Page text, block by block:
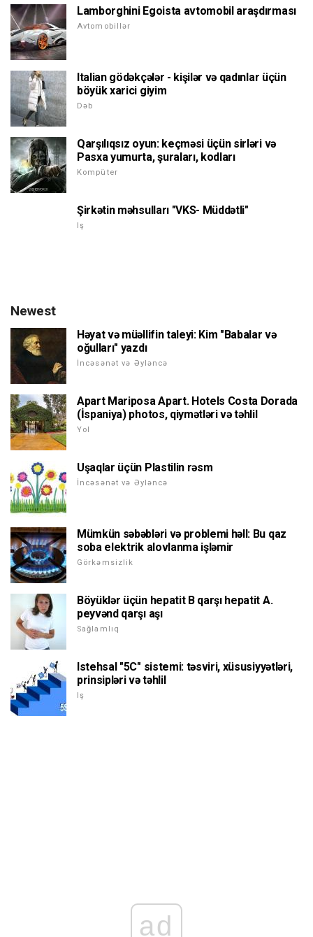
Lamborghini Egoista avtomobil araşdırması
Avtomobillər
Italian gödəkçələr - kişilər və qadınlar üçün
böyük xarici giyim
Dəb
Qarşılıqsız oyun: keçməsi üçün sirləri və
Pasxa yumurta, şuraları, kodları
Kompüter
Şirkətin məhsulları "VKS- Müddətli"
Iş
Newest
Həyat və müəllifin taleyi: Kim "Babalar və
oğulları" yazdı
İncəsənət və Əyləncə
Apart Mariposa Apart. Hotels Costa Dorada
(İspaniya) photos, qiymətləri və təhlil
Yol
Uşaqlar üçün Plastilin rəsm
İncəsənət və Əyləncə
Mümkün səbəbləri və problemi həll: Bu qaz
soba elektrik alovlanma işləmir
Görkəmsizlik
Böyüklər üçün hepatit B qarşı hepatit A.
peyvənd qarşı aşı
Sağlamlıq
Istehsal "5C" sistemi: təsviri, xüsusiyyətləri,
prinsipləri və təhlil
Iş
ad